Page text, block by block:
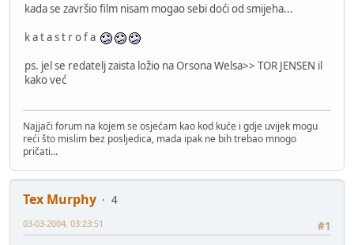
kada se završio film nisam mogao sebi doći od smijeha...
k a t a s t r o f a
ps. jel se redatelj zaista ložio na Orsona Welsa>> TOR JENSEN il
kako već
Najjači forum na kojem se osjećam kao kod kuće i gdje uvijek mogu
reći što mislim bez posljedica, mada ipak ne bih trebao mnogo
pričati...
Tex Murphy
4
#1
03-03-2004, 03:23:51